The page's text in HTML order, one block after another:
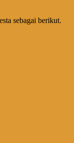
sebagai berikut.